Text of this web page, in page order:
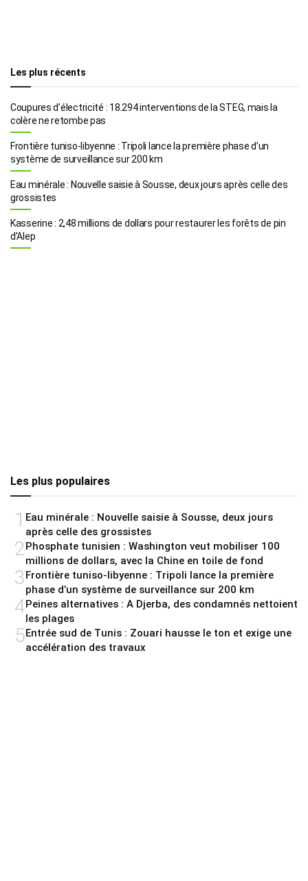
Les plus récents
Coupures d’électricité : 18.294 interventions de la STEG, mais la
colère ne retombe pas
Frontière tuniso-libyenne : Tripoli lance la première phase d’un
système de surveillance sur 200 km
Eau minérale : Nouvelle saisie à Sousse, deux jours après celle des
grossistes
Kasserine : 2,48 millions de dollars pour restaurer les forêts de pin
d’Alep
Les plus populaires
1 Eau minérale : Nouvelle saisie à Sousse, deux jours
après celle des grossistes
2Phosphate tunisien : Washington veut mobiliser 100
millions de dollars, avec la Chine en toile de fond
3Frontière tuniso-libyenne : Tripoli lance la première
phase d’un système de surveillance sur 200 km
4Peines alternatives : A Djerba, des condamnés nettoient
les plages
5Entrée sud de Tunis : Zouari hausse le ton et exige une
accélération des travaux